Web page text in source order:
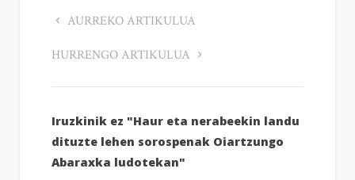
AURREKO ARTIKULUA
HURRENGO ARTIKULUA
Iruzkinik ez "Haur eta nerabeekin landu
dituzte lehen sorospenak Oiartzungo
Abaraxka ludotekan"